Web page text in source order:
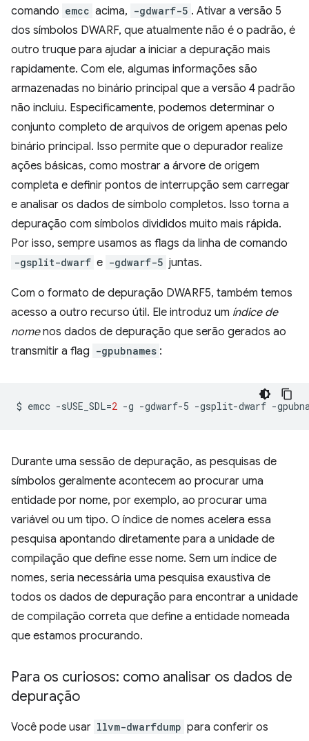
comando emcc acima, -gdwarf-5 . Ativar a versão 5
dos símbolos DWARF, que atualmente não é o padrão, é
outro truque para ajudar a iniciar a depuração mais
rapidamente. Com ele, algumas informações são
armazenadas no binário principal que a versão 4 padrão
não incluiu. Especificamente, podemos determinar o
conjunto completo de arquivos de origem apenas pelo
binário principal. Isso permite que o depurador realize
ações básicas, como mostrar a árvore de origem
completa e definir pontos de interrupção sem carregar
e analisar os dados de símbolo completos. Isso torna a
depuração com símbolos divididos muito mais rápida.
Por isso, sempre usamos as flags da linha de comando
-gsplit-dwarf e -gdwarf-5 juntas.
Com o formato de depuração DWARF5, também temos
acesso a outro recurso útil. Ele introduz um índice de
nomenos dados de depuração que serão gerados ao
transmitir a flag -gpubnames :
$ emcc -sUSE_SDL=2 -g -gdwarf-5 -gsplit-dwarf -
Durante uma sessão de depuração, as pesquisas de
símbolos geralmente acontecem ao procurar uma
entidade por nome, por exemplo, ao procurar uma
variável ou um tipo. O índice de nomes acelera essa
pesquisa apontando diretamente para a unidade de
compilação que define esse nome. Sem um índice de
nomes, seria necessária uma pesquisa exaustiva de
todos os dados de depuração para encontrar a unidade
de compilação correta que define a entidade nomeada
que estamos procurando.
Para os curiosos: como analisar os dados de
depuração
Você pode usar llvm-dwarfdump para conferir os